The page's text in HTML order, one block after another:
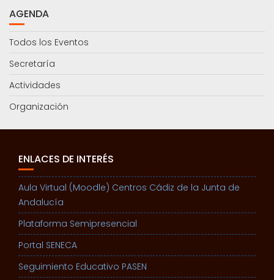
AGENDA
Todos los Eventos
Secretaría
Actividades
Organización
ENLACES DE INTERÉS
Aula Virtual (Moodle) Centros Cádiz de la Junta de
Andalucía
Plataforma Semipresencial
Portal SENECA
Seguimiento Educativo PASEN